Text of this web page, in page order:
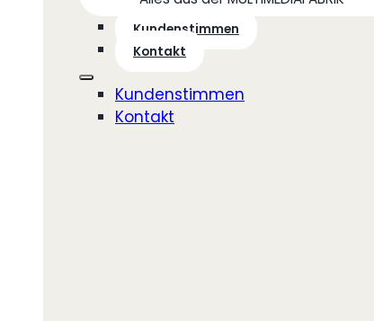
Kundenstimmen
Kontakt
Kundenstimmen
Kontakt